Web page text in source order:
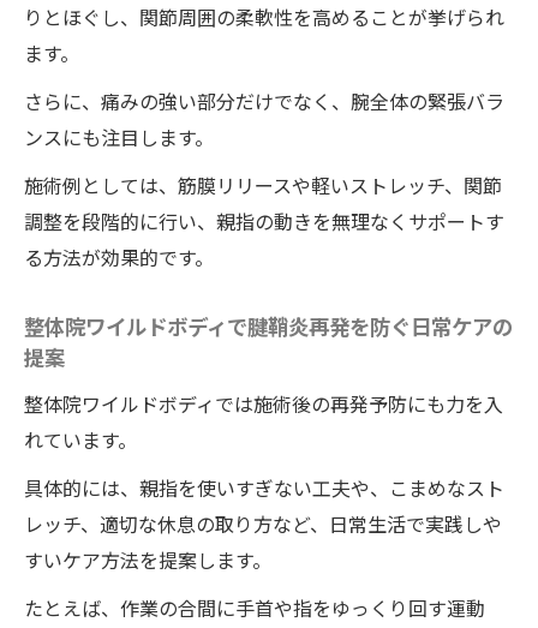
りとほぐし、関節周囲の柔軟性を高めることが挙げられ
ます。
さらに、痛みの強い部分だけでなく、腕全体の緊張バラ
ンスにも注目します。
施術例としては、筋膜リリースや軽いストレッチ、関節
調整を段階的に行い、親指の動きを無理なくサポートす
る方法が効果的です。
整体院ワイルドボディで腱鞘炎再発を防ぐ日常ケアの
提案
整体院ワイルドボディでは施術後の再発予防にも力を入
れています。
具体的には、親指を使いすぎない工夫や、こまめなスト
レッチ、適切な休息の取り方など、日常生活で実践しや
すいケア方法を提案します。
たとえば、作業の合間に手首や指をゆっくり回す運動